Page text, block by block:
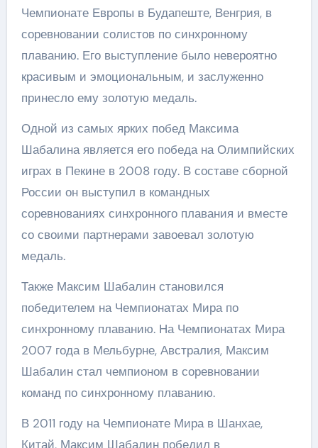
Чемпионате Европы в Будапеште, Венгрия, в
соревновании солистов по синхронному
плаванию. Его выступление было невероятно
красивым и эмоциональным, и заслуженно
принесло ему золотую медаль.
Одной из самых ярких побед Максима
Шабалина является его победа на Олимпийских
играх в Пекине в 2008 году. В составе сборной
России он выступил в командных
соревнованиях синхронного плавания и вместе
со своими партнерами завоевал золотую
медаль.
Также Максим Шабалин становился
победителем на Чемпионатах Мира по
синхронному плаванию. На Чемпионатах Мира
2007 года в Мельбурне, Австралия, Максим
Шабалин стал чемпионом в соревновании
команд по синхронному плаванию.
В 2011 году на Чемпионате Мира в Шанхае,
Китай, Максим Шабалин победил в